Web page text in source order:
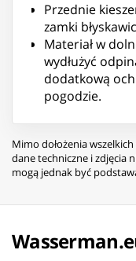
Przednie
zamki
Materiał w
wydłużyć
dodatkową
pogodzie.
Mimo dołożenia
dane techniczne i zdjęcia
mogą jednak być